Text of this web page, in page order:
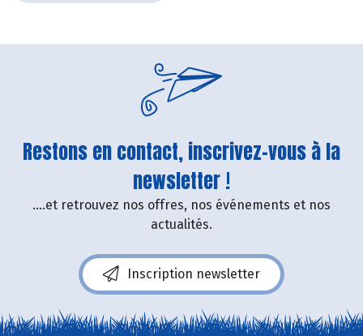
Restons en contact, inscrivez-vous à la
newsletter !
....et retrouvez nos offres, nos événements et nos
actualités.
Inscription newsletter